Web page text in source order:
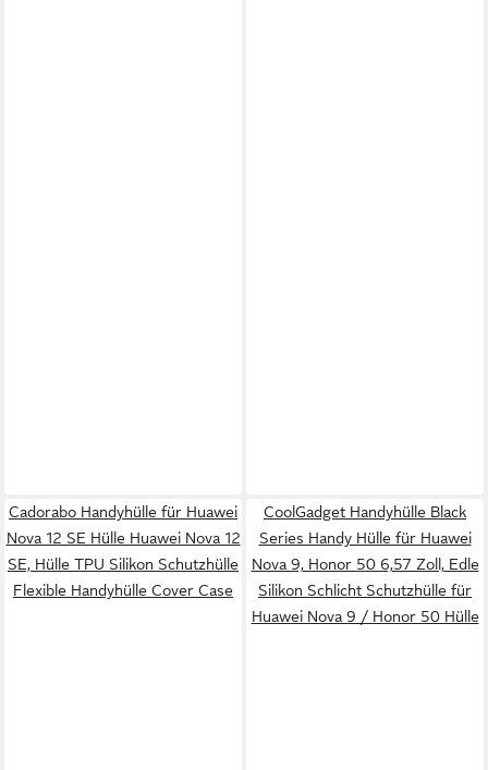
Cadorabo Handyhülle für Huawei
Nova 12 SE Hülle Huawei Nova 12
SE, Hülle TPU Silikon Schutzhülle
Flexible Handyhülle Cover Case
CoolGadget Handyhülle Black
Series Handy Hülle für Huawei
Nova 9, Honor 50 6,57 Zoll, Edle
Silikon Schlicht Schutzhülle für
Huawei Nova 9 / Honor 50 Hülle